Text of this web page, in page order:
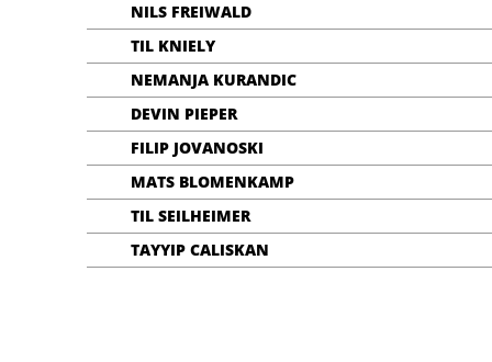
NILS FREIWALD
TIL KNIELY
NEMANJA KURANDIC
DEVIN PIEPER
FILIP JOVANOSKI
MATS BLOMENKAMP
TIL SEILHEIMER
TAYYIP CALISKAN